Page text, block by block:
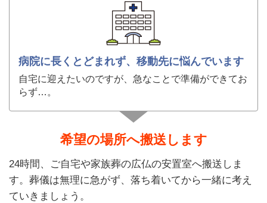
病院に長くとどまれず、移動先に悩んでいます
自宅に迎えたいのですが、急なことで準備ができてお
らず…。
希望の場所へ搬送します
24時間、ご自宅や家族葬の広仏の安置室へ搬送しま
す。葬儀は無理に急がず、落ち着いてから一緒に考え
ていきましょう。